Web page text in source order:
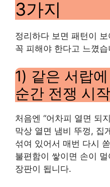
3가지
정리하다 보면 패턴이
꼭 피해야 한다고 느꼈습
1) 같은 서랍
순간 전쟁 시
처음엔 “어차피 열면 되
막상 열면 냄비 뚜껑, 집
섞여 있어서 매번 다시
불편함이 쌓이면 손이
장판이 됩니다.